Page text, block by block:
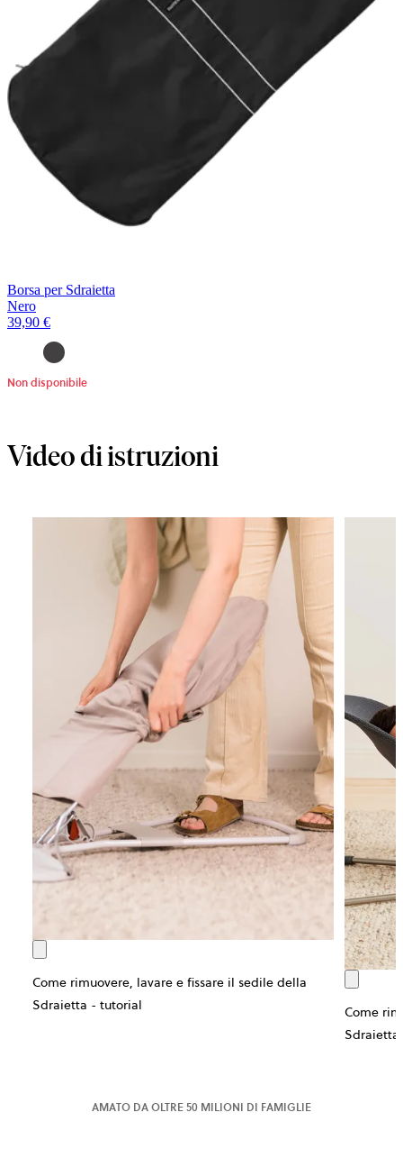
Borsa per Sdraietta
Nero
39,90 €
Non disponibile
Video di istruzioni
Come rimuovere, lavare e fissare il sedile della
Sdraietta - tutorial
Come
AMATO DA OLTRE 50 MILIONI DI FAMIGLIE